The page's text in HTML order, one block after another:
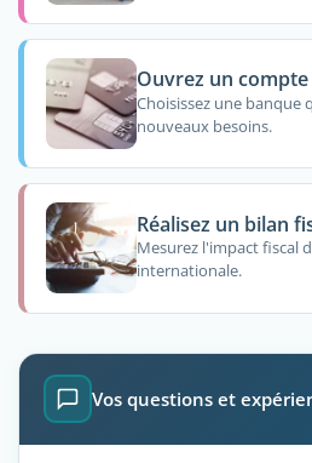
Ouvrez un
Choisissez une banque
nouveaux besoins.
Réalisez un bilan
Mesurez l'impact fiscal
internationale.
Vos questions et